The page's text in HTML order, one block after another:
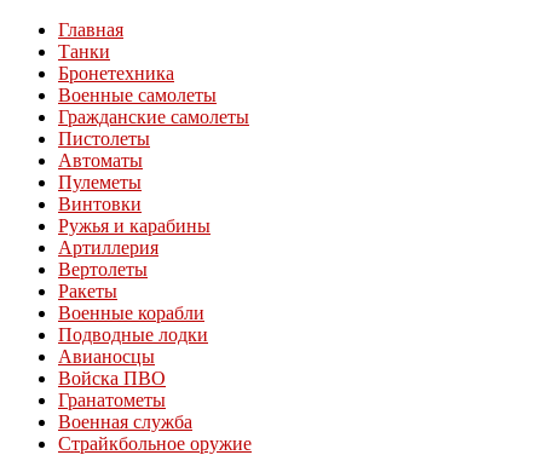
Главная
Танки
Бронетехника
Военные самолеты
Гражданские самолеты
Пистолеты
Автоматы
Пулеметы
Винтовки
Ружья и карабины
Артиллерия
Вертолеты
Ракеты
Военные корабли
Подводные лодки
Авианосцы
Войска ПВО
Гранатометы
Военная служба
Страйкбольное оружие